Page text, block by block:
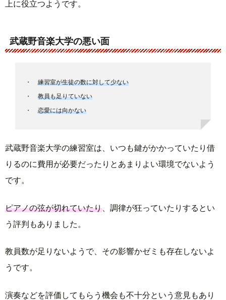
上に役立つようです。
武蔵野音楽大学の悪い面
練習室が生徒の数に対して少ない
教員も足りていない
恋愛には向かない
武蔵野音楽大学の練習室は、いつも鍵がかかっていたり借
りるのに費用が必要だったりとあまりよい環境でないよう
です。
ピアノの弦が切れていたり 、調律が狂っていたりするとい
う評判もありました。
教員数が足りないようで、その影響かゼミも存在しないよ
うです。
演奏などを評価してもらう機会も不十分という意見もあり